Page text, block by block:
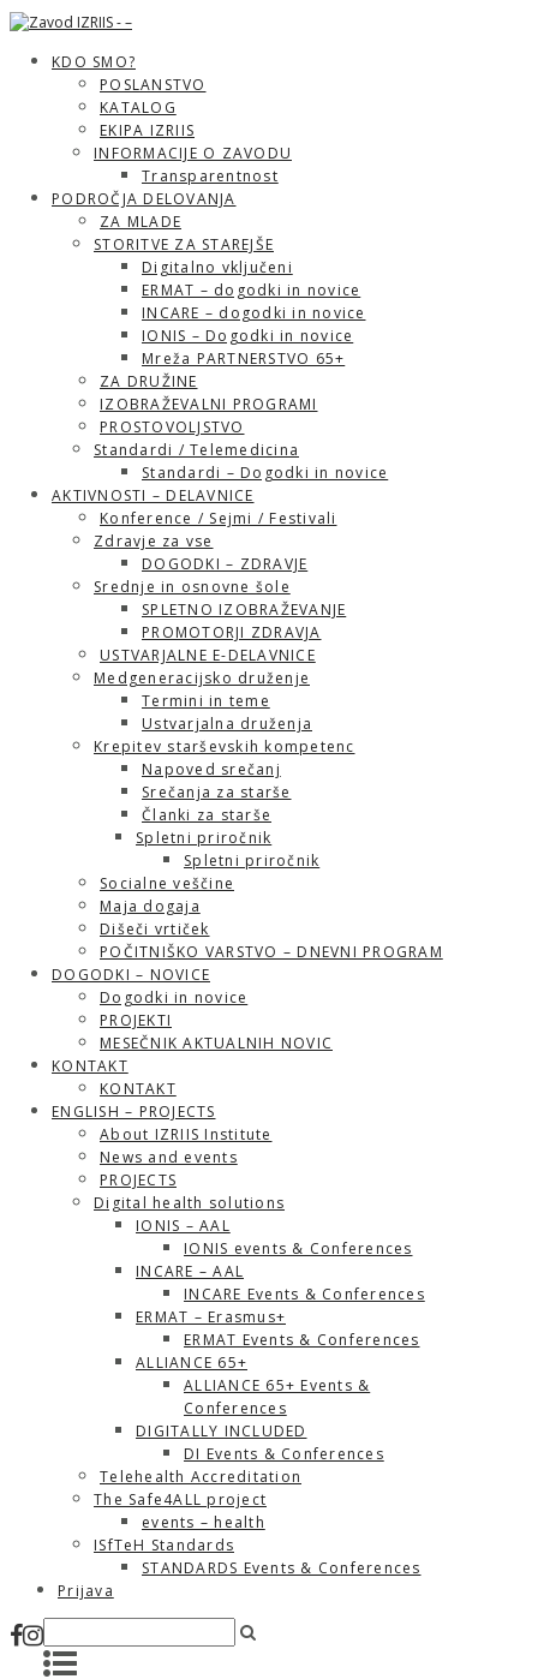
KDO SMO?
POSLANSTVO
KATALOG
EKIPA IZRIIS
INFORMACIJE O ZAVODU
Transparentnost
PODROČJA DELOVANJA
ZA MLADE
STORITVE ZA STAREJŠE
Digitalno vključeni
ERMAT – dogodki in novice
INCARE – dogodki in novice
IONIS – Dogodki in novice
Mreža PARTNERSTVO 65+
ZA DRUŽINE
IZOBRAŽEVALNI PROGRAMI
PROSTOVOLJSTVO
Standardi / Telemedicina
Standardi – Dogodki in novice
AKTIVNOSTI – DELAVNICE
Konference / Sejmi / Festivali
Zdravje za vse
DOGODKI – ZDRAVJE
Srednje in osnovne šole
SPLETNO IZOBRAŽEVANJE
PROMOTORJI ZDRAVJA
USTVARJALNE E-DELAVNICE
Medgeneracijsko druženje
Termini in teme
Ustvarjalna druženja
Krepitev starševskih kompetenc
Napoved srečanj
Srečanja za starše
Članki za starše
Spletni priročnik
Spletni priročnik
Socialne veščine
Maja dogaja
Dišeči vrtiček
POČITNIŠKO VARSTVO – DNEVNI PROGRAM
DOGODKI – NOVICE
Dogodki in novice
PROJEKTI
MESEČNIK AKTUALNIH NOVIC
KONTAKT
KONTAKT
ENGLISH – PROJECTS
About IZRIIS Institute
News and events
PROJECTS
Digital health solutions
IONIS – AAL
IONIS events & Conferences
INCARE – AAL
INCARE Events & Conferences
ERMAT – Erasmus+
ERMAT Events & Conferences
ALLIANCE 65+
ALLIANCE 65+ Events &
Conferences
DIGITALLY INCLUDED
DI Events & Conferences
Telehealth Accreditation
The Safe4ALL project
events – health
ISfTeH Standards
STANDARDS Events & Conferences
Prijava